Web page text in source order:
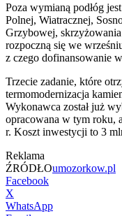
Poza wymianą podłóg
Polnej, Wiatracznej,
Grzybowej,
rozpoczną się we
z czego dofinansowanie
Trzecie zadanie, które
termomodernizacja
Wykonawca został już
opracowana w tym roku,
r. Koszt inwestycji to 3
Reklama
ŹRÓDŁOumozorkow.pl
Facebook
X
WhatsApp